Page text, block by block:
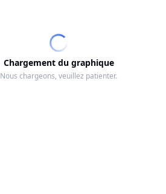
Chargement du graphique
Nous chargeons, veuillez patienter.